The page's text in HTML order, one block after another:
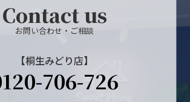
Contact us
お問い合わせ・ご相談
【桐生みどり店】
706-726